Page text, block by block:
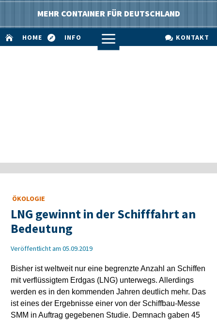
MEHR CONTAINER FÜR DEUTSCHLAND
 HOME  INFO a  KONTAKT
ÖKOLOGIE
LNG gewinnt in der Schifffahrt an
Bedeutung
Veröffentlicht am 05.09.2019
Bisher ist weltweit nur eine begrenzte Anzahl an Schiffen
mit verflüssigtem Erdgas (LNG) unterwegs. Allerdings
werden es in den kommenden Jahren deutlich mehr. Das
ist eines der Ergebnisse einer von der Schiffbau-Messe
SMM in Auftrag gegebenen Studie. Demnach gaben 45